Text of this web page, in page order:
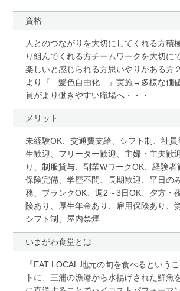
資格
人とのつながりを大切にしてくれる方積
り組んでくれる方チームワークを大切に
楽しいと感じられる方思いやりがある方
より『 髪色自由化 』実施→多様な価
員がより働きやすい職場へ・・・
メリット
未経験OK、交通費支給、シフト制、社
生歓迎、フリーター歓迎、主婦・主夫歓
り、制服貸与、副業WワークOK、経験者
保険完備、学歴不問、長期歓迎、平日の
務、ブランクOK、週2～3日OK、夕方・
険あり、厚生年金あり、雇用保険あり、
シフト制、屋内禁煙
いまがわ食堂とは
『EAT LOCAL 地元の旬を食べるという
トに、三浦の漁港から水揚げされた鮮魚